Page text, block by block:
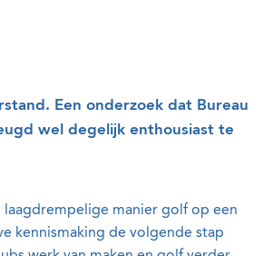
Een onderzoek dat Bureau
wel degelijk enthousiast te
manier golf op een
kennismaking de volgende stap